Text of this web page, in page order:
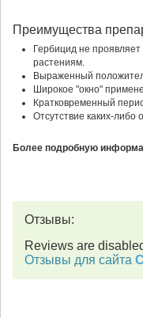
Преимущества
Гербицид не
растениям.
Выраженный
Широкое "окно"
Кратковременный
Отсутствие каких-либо
Более подробную
Отзывы:
Reviews are
Отзывы для сайта